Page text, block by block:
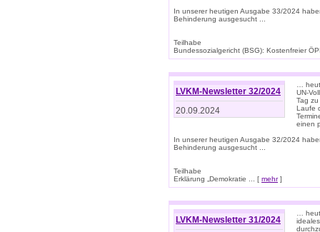
In unserer heutigen Ausgabe 33/2024
Behinderung ausgesucht ...
Teilhabe
Bundessozialgericht (BSG): Kostenfreier
LVKM-Newsletter 32/2024
20.09.2024
…
UN-
Tag
Laufe
einen
In unserer heutigen Ausgabe 32/2024
Behinderung ausgesucht ...
Teilhabe
Erklärung „Demokratie ... [ mehr]
LVKM-Newsletter 31/2024
…